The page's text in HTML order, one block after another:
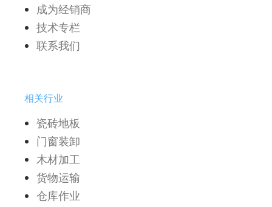
成为经销商
技术专栏
联系我们
相关行业
瓷砖地板
门窗装卸
木材加工
货物运输
仓库作业